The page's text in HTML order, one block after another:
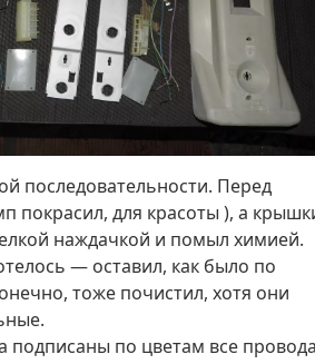
последовательности. Перед
покрасил, для красоты ), а
наждачкой и помыл химией.
— оставил, как было по
тоже почистил, хотя они
подписаны по цветам все